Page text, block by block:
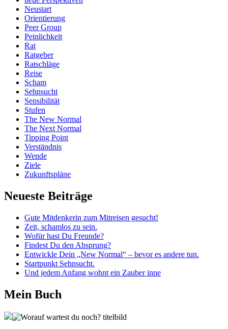
Neustart
Orientierung
Peer Group
Peinlichkeit
Rat
Ratgeber
Ratschläge
Reise
Scham
Sehnsucht
Sensibilität
Stufen
The New Normal
The Next Normal
Tipping Point
Verständnis
Wende
Ziele
Zukunftspläne
Neueste Beiträge
Gute Mitdenkerin zum Mitreisen gesucht!
Zeit, schamlos zu sein.
Wofür hast Du Freunde?
Findest Du den Absprung?
Entwickle Dein „New Normal“ – bevor es andere tun.
Startpunkt Sehnsucht.
Und jedem Anfang wohnt ein Zauber inne
Mein Buch